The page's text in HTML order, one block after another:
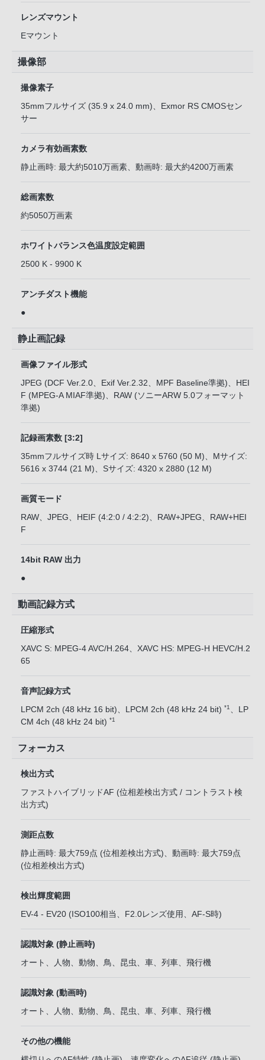
レンズマウント
Eマウント
撮像部
撮像素子
35mmフルサイズ (35.9 x 24.0 mm)、Exmor RS CMOSセン
サー
カメラ有効画素数
静止画時: 最大約5010万画素、動画時: 最大約4200万画素
総画素数
約5050万画素
ホワイトバランス色温度設定範囲
2500 K - 9900 K
アンチダスト機能
●
静止画記録
画像ファイル形式
JPEG (DCF Ver.2.0、Exif Ver.2.32、MPF Baseline準拠)、HEI
F (MPEG-A MIAF準拠)、RAW (ソニーARW 5.0フォーマット
準拠)
記録画素数 [3:2]
35mmフルサイズ時 Lサイズ: 8640 x 5760 (50 M)、Mサイズ:
5616 x 3744 (21 M)、Sサイズ: 4320 x 2880 (12 M)
画質モード
RAW、JPEG、HEIF (4:2:0 / 4:2:2)、RAW+JPEG、RAW+HEI
F
14bit RAW 出力
●
動画記録方式
圧縮形式
XAVC S: MPEG-4 AVC/H.264、XAVC HS: MPEG-H HEVC/H.2
65
音声記録方式
LPCM 2ch (48 kHz 16 bit)、LPCM 2ch (48 kHz 24 bit) *1
、LP
CM 4ch (48 kHz 24 bit) *1
フォーカス
検出方式
ファストハイブリッドAF (位相差検出方式 / コントラスト検
出方式)
測距点数
静止画時: 最大759点 (位相差検出方式)、動画時: 最大759点
(位相差検出方式)
検出輝度範囲
EV-4 - EV20 (ISO100相当、F2.0レンズ使用、AF-S時)
認識対象 (静止画時)
オート、人物、動物、鳥、昆虫、車、列車、飛行機
認識対象 (動画時)
オート、人物、動物、鳥、昆虫、車、列車、飛行機
その他の機能